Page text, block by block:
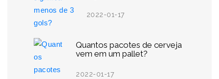
2022-01-17
Quantos pacotes de cerveja
vem em um pallet?
2022-01-17